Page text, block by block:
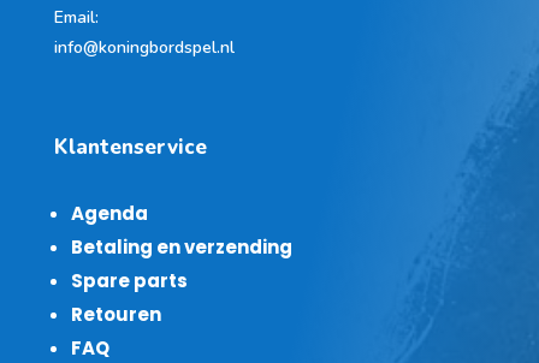
Email:
info@koningbordspel.nl
Klantenservice
Agenda
Betaling en verzending
Spare parts
Retouren
FAQ